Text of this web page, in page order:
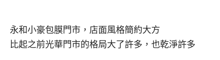
永和小豪包膜門市，店面風格簡約大方
比起之前光華門市的格局大了許多，也乾淨許多